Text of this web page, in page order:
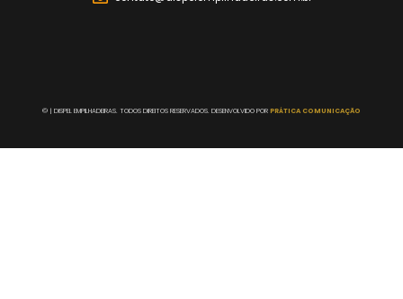
© | DISPEL EMPILHADEIRAS. TODOS DIREITOS RESERVADOS. DESENVOLVIDO PORPRÁTICA COMUNICAÇÃO